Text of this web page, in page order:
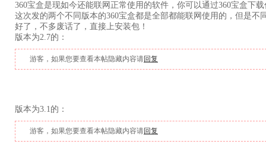
360宝盒是现如今还能联网正常使用的软件，你可以通过360宝盒下
这次发的两个不同版本的360宝盒都是全部都能联网使用的，但是不
好了，不多废话了，直接上安装包！
版本为2.7的：
游客，如果您要查看本帖隐藏内容请回复
版本为3.1的：
游客，如果您要查看本帖隐藏内容请回复